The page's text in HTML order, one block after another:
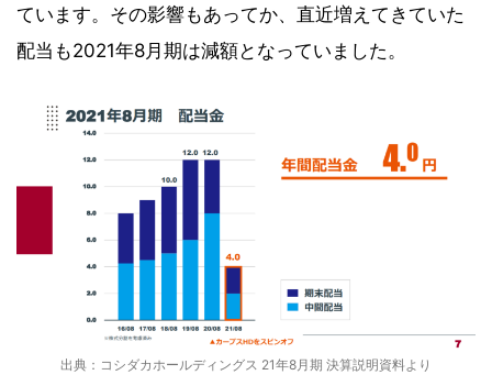
ています。その影響もあってか、直近増えてきていた
配当も2021年8月期は減額となっていました。
出典：コシダカホールディングス 21年8月期 決算説明資料より